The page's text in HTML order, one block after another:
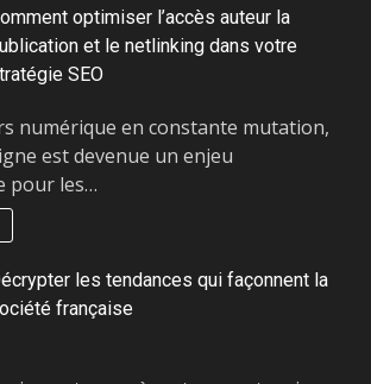
optimiser l’accès auteur la
et le netlinking dans votre
SEO
numérique en constante mutation,
est devenue un enjeu
pour les…
les tendances qui façonnent la
française